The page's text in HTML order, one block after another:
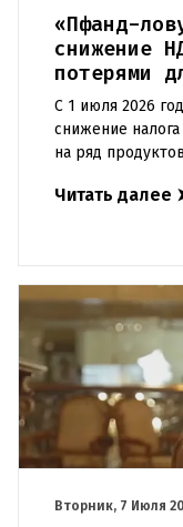
«Пфанд-
снижение
потерями
С 1 июля 2026
снижение
на ряд
призванные
Читать далее
Вторник, 7 Июля